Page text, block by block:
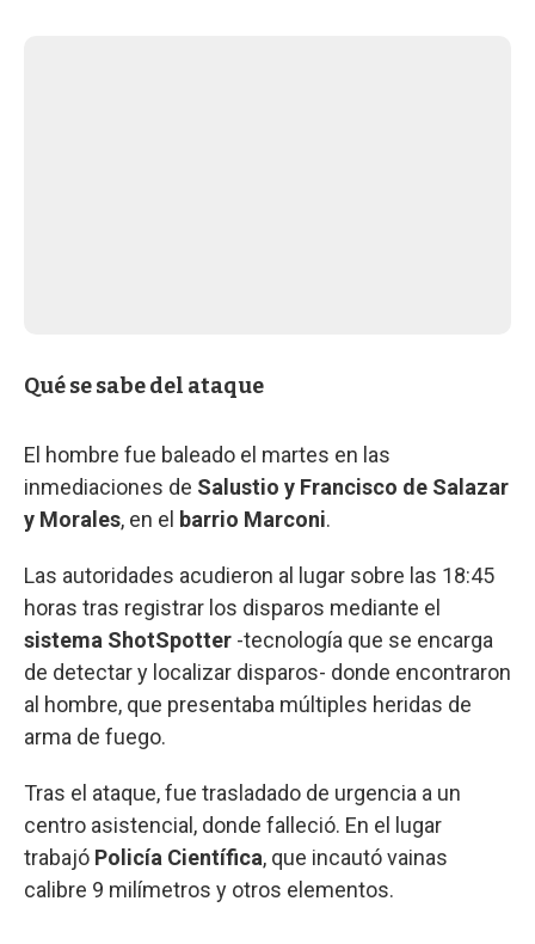
Qué se sabe del ataque
El hombre fue baleado el martes en las
inmediaciones de Salustio y Francisco de Salazar
y Morales, en el barrio Marconi.
Las autoridades acudieron al lugar sobre las 18:45
horas tras registrar los disparos mediante el
sistema ShotSpotter -tecnología que se encarga
de detectar y localizar disparos- donde encontraron
al hombre, que presentaba múltiples heridas de
arma de fuego.
Tras el ataque, fue trasladado de urgencia a un
centro asistencial, donde falleció. En el lugar
trabajó Policía Científica, que incautó vainas
calibre 9 milímetros y otros elementos.